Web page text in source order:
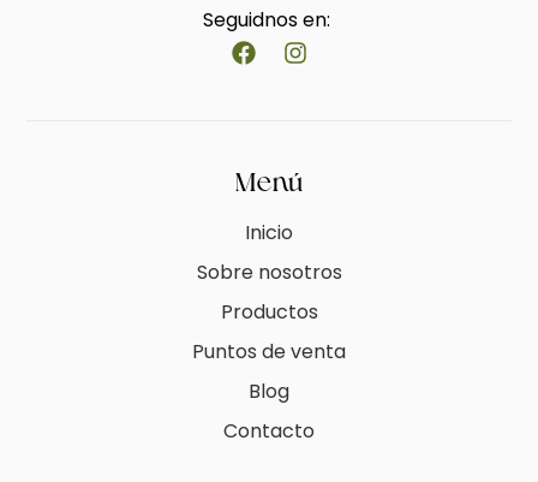
Seguidnos en:
Menú
Inicio
Sobre nosotros
Productos
Puntos de venta
Blog
Contacto